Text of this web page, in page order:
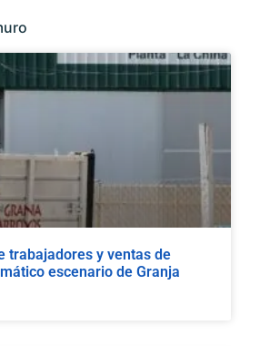
trabajadores y ventas de
escenario de Granja